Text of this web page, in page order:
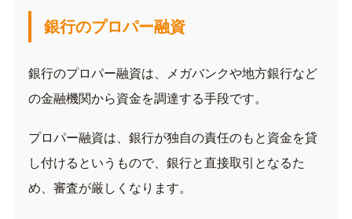
銀行のプロパー融資
銀行のプロパー融資は、メガバンクや地方銀行など
の金融機関から資金を調達する手段です。
プロパー融資は、銀行が独自の責任のもと資金を貸
し付けるというもので、銀行と直接取引となるた
め、審査が厳しくなります。